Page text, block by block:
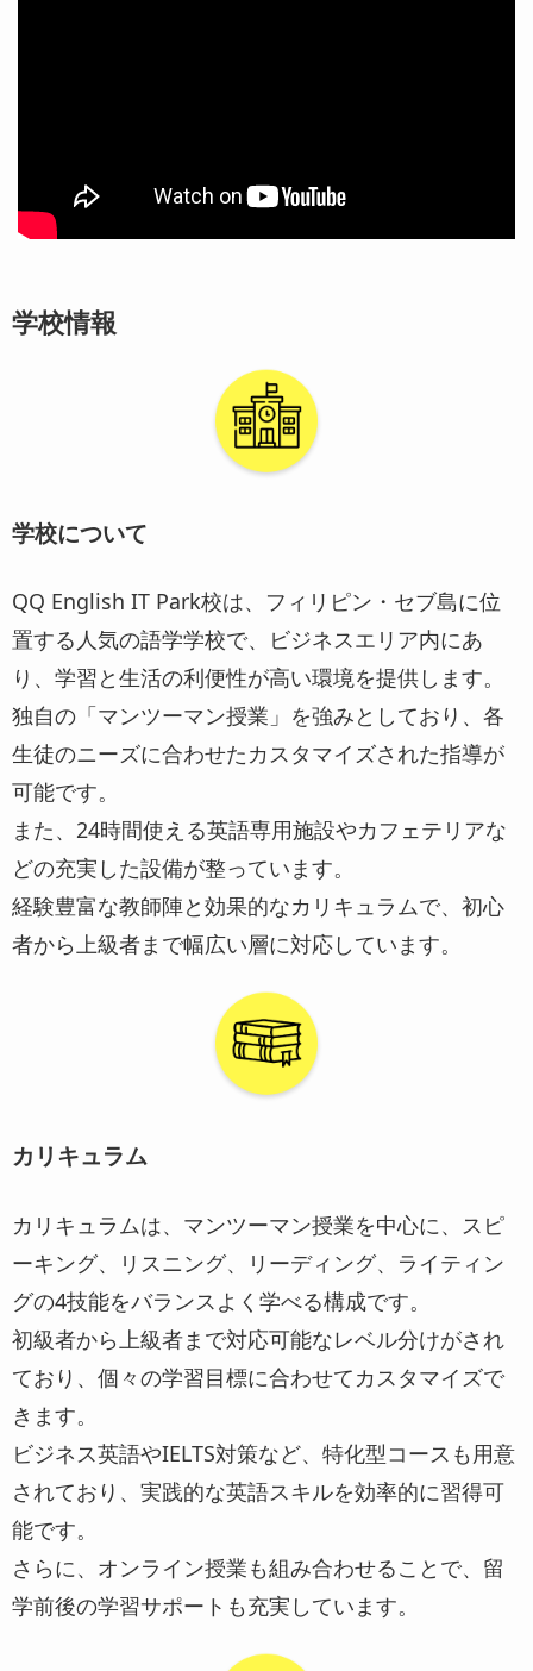
学校情報
学校について
QQ English IT Park校は、フィリピン・セブ島に位
置する人気の語学学校で、ビジネスエリア内にあ
り、学習と生活の利便性が高い環境を提供します。
独自の「マンツーマン授業」を強みとしており、各
生徒のニーズに合わせたカスタマイズされた指導が
可能です。
また、24時間使える英語専用施設やカフェテリアな
どの充実した設備が整っています。
経験豊富な教師陣と効果的なカリキュラムで、初心
者から上級者まで幅広い層に対応しています。
カリキュラム
カリキュラムは、マンツーマン授業を中心に、スピ
ーキング、リスニング、リーディング、ライティン
グの4技能をバランスよく学べる構成です。
初級者から上級者まで対応可能なレベル分けがされ
ており、個々の学習目標に合わせてカスタマイズで
きます。
ビジネス英語やIELTS対策など、特化型コースも用意
されており、実践的な英語スキルを効率的に習得可
能です。
さらに、オンライン授業も組み合わせることで、留
学前後の学習サポートも充実しています。